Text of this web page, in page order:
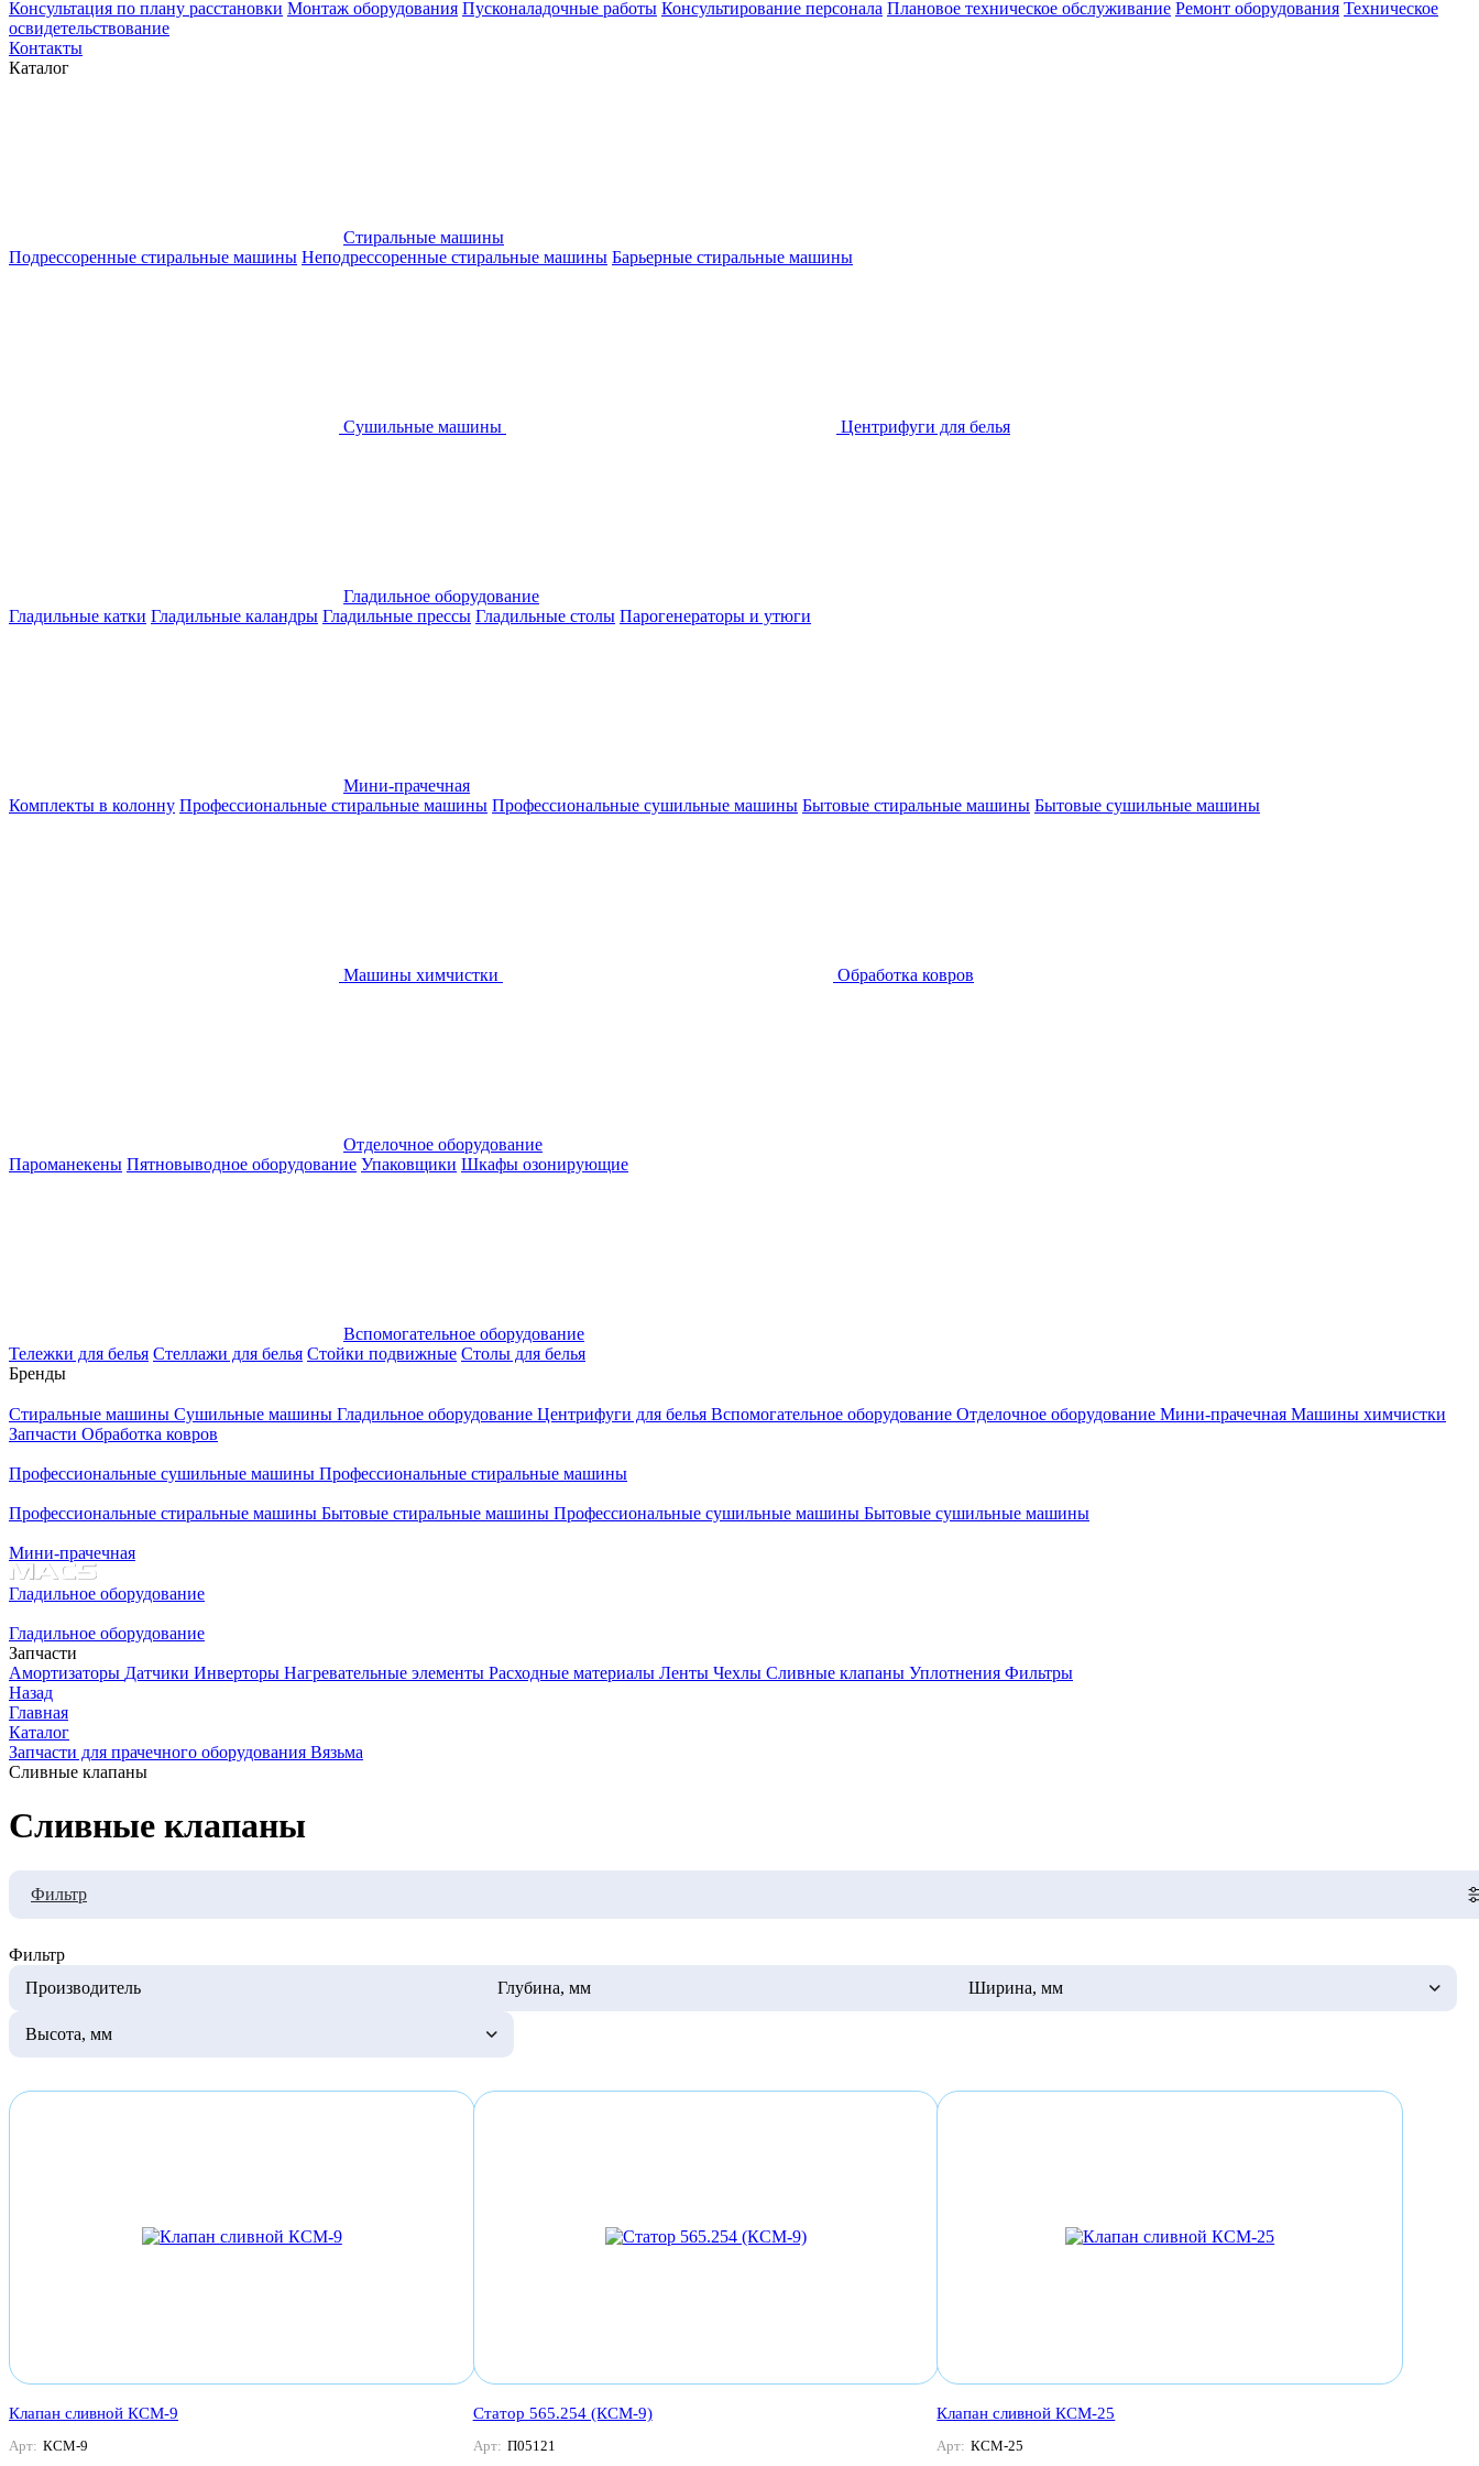
Конcультация по плану расстановки Монтаж оборудования Пусконаладочные работы Консультирование персонала Плановое техническое обслуживание Ремонт оборудования Техническое
освидетельствование
Контакты
Каталог
Стиральные машины
Подрессоренные стиральные машины Неподрессоренные стиральные машины Барьерные стиральные машины
Сушильные машины Центрифуги для белья
Гладильное оборудование
Гладильные катки Гладильные каландры Гладильные прессы Гладильные столы Парогенераторы и утюги
Мини-прачечная
Комплекты в колонну Профессиональные стиральные машины Профессиональные сушильные машины Бытовые стиральные машины Бытовые сушильные машины
Машины химчистки Обработка ковров
Отделочное оборудование
Пароманекены Пятновыводное оборудование Упаковщики Шкафы озонирующие
Вспомогательное оборудование
Тележки для белья Стеллажи для белья Стойки подвижные Столы для белья
Бренды
Стиральные машины Сушильные машины Гладильное оборудование Центрифуги для белья Вспомогательное оборудование Отделочное оборудование Мини-прачечная Машины химчистки
Запчасти Обработка ковров
Профессиональные сушильные машины Профессиональные стиральные машины
Профессиональные стиральные машины Бытовые стиральные машины Профессиональные сушильные машины Бытовые сушильные машины
Мини-прачечная
Гладильное оборудование
Гладильное оборудование
Запчасти
Амортизаторы Датчики Инверторы Нагревательные элементы Расходные материалы Ленты Чехлы Сливные клапаны Уплотнения Фильтры
Назад
Главная
Каталог
Запчасти для прачечного оборудования Вязьма
Сливные клапаны
Сливные клапаны
Фильтр
Фильтр
Производитель
Глубина, мм Ширина, мм
Высота, мм
Клапан сливной КСМ-9
Арт: КСМ-9
Статор 565.254 (КСМ-9)
Арт: П05121
Клапан сливной КСМ-25
Арт: КСМ-25